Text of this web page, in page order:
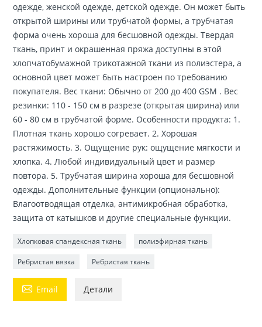
одежде, женской одежде, детской одежде. Он может быть
открытой ширины или трубчатой ​​формы, а трубчатая
форма очень хороша для бесшовной одежды. Твердая
ткань, принт и окрашенная пряжа доступны в этой
хлопчатобумажной трикотажной ткани из полиэстера, а
основной цвет может быть настроен по требованию
покупателя. Вес ткани: Обычно от 200 до 400 GSM . Вес
резинки: 110 - 150 см в разрезе (открытая ширина) или
60 - 80 см в трубчатой ​​форме. Особенности продукта: 1.
Плотная ткань хорошо согревает. 2. Хорошая
растяжимость. 3. Ощущение рук: ощущение мягкости и
хлопка. 4. Любой индивидуальный цвет и размер
повтора. 5. Трубчатая ширина хороша для бесшовной
одежды. Дополнительные функции (опционально):
Влагоотводящая отделка, антимикробная обработка,
защита от катышков и другие специальные функции.
Хлопковая спандексная ткань полиэфирная ткань
Ребристая вязка Ребристая ткань
 Email Детали